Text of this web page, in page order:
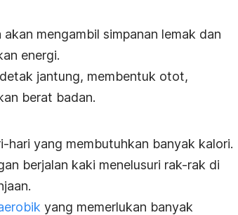
mengambil simpanan lemak dan
energi.
jantung, membentuk otot,
berat badan.
hari yang membutuhkan banyak kalori.
berjalan kaki menelusuri rak-rak di
yang memerlukan banyak